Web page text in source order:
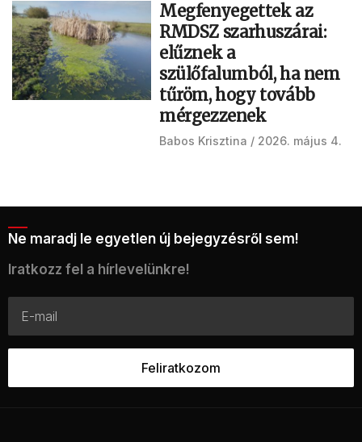
Megfenyegettek az
RMDSZ szarhuszárai:
elűznek a
szülőfalumból, ha nem
tűröm, hogy tovább
mérgezzenek
Babos Krisztina 2026. május 4.
Ne maradj le egyetlen új bejegyzésről sem!
Iratkozz fel a hírlevelünkre!